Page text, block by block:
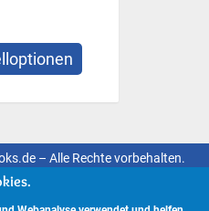
– Alle Rechte vorbehalten.